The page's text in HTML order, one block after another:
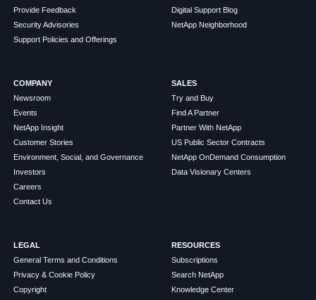
Provide Feedback
Security Advisories
Support Policies and Offerings
Digital Support Blog
NetApp Neighborhood
COMPANY
Newsroom
Events
NetApp Insight
Customer Stories
Environment, Social, and Governance
Investors
Careers
Contact Us
SALES
Try and Buy
Find A Partner
Partner With NetApp
US Public Sector Contracts
NetApp OnDemand Consumption
Data Visionary Centers
LEGAL
General Terms and Conditions
Privacy & Cookie Policy
Copyright
RESOURCES
Subscriptions
Search NetApp
Knowledge Center